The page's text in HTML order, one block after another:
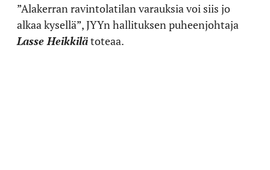
”Alakerran ravintolatilan varauksia voi siis jo
alkaa kysellä”, JYYn hallituksen puheenjohtaja
Lasse Heikkilätoteaa.